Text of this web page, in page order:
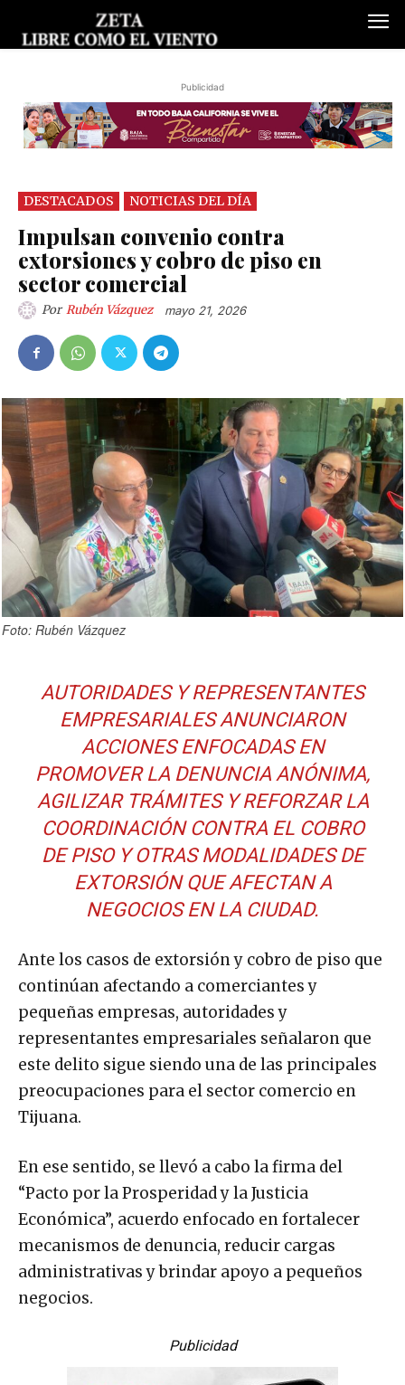
Publicidad
DESTACADOS NOTICIAS DEL DÍA
Impulsan convenio contra
extorsiones y cobro de piso en
sector comercial
Por Rubén Vázquez mayo 21, 2026
Foto: Rubén Vázquez
AUTORIDADES Y REPRESENTANTES
EMPRESARIALES ANUNCIARON
ACCIONES ENFOCADAS EN
PROMOVER LA DENUNCIA ANÓNIMA,
AGILIZAR TRÁMITES Y REFORZAR LA
COORDINACIÓN CONTRA EL COBRO
DE PISO Y OTRAS MODALIDADES DE
EXTORSIÓN QUE AFECTAN A
NEGOCIOS EN LA CIUDAD.
Ante los casos de extorsión y cobro de piso que
continúan afectando a comerciantes y
pequeñas empresas, autoridades y
representantes empresariales señalaron que
este delito sigue siendo una de las principales
preocupaciones para el sector comercio en
Tijuana.
En ese sentido, se llevó a cabo la firma del
“Pacto por la Prosperidad y la Justicia
Económica”, acuerdo enfocado en fortalecer
mecanismos de denuncia, reducir cargas
administrativas y brindar apoyo a pequeños
negocios.
Publicidad